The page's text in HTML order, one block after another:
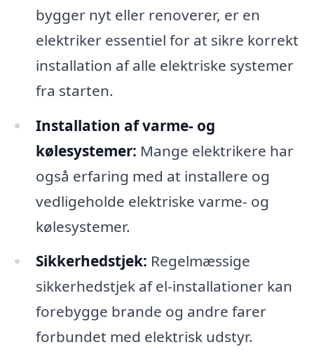
bygger nyt eller renoverer, er en
elektriker essentiel for at sikre korrekt
installation af alle elektriske systemer
fra starten.
Installation af varme- og
kølesystemer: Mange elektrikere har
også erfaring med at installere og
vedligeholde elektriske varme- og
kølesystemer.
Sikkerhedstjek: Regelmæssige
sikkerhedstjek af el-installationer kan
forebygge brande og andre farer
forbundet med elektrisk udstyr.